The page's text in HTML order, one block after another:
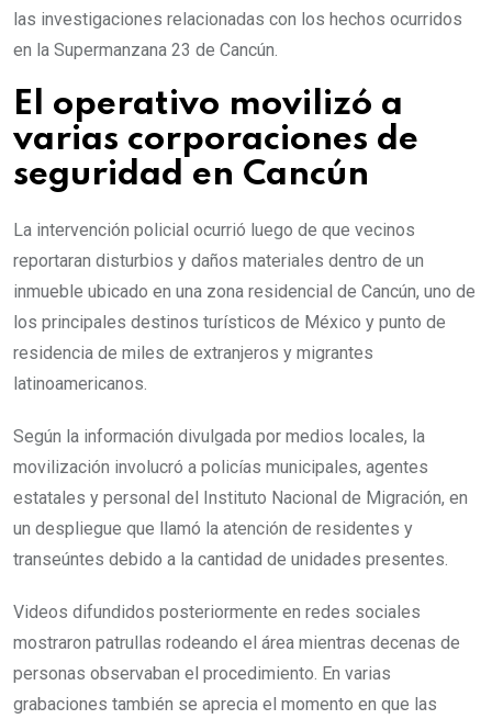
las investigaciones relacionadas con los hechos ocurridos
en la Supermanzana 23 de Cancún.
El operativo movilizó a
varias corporaciones de
seguridad en Cancún
La intervención policial ocurrió luego de que vecinos
reportaran disturbios y daños materiales dentro de un
inmueble ubicado en una zona residencial de Cancún, uno de
los principales destinos turísticos de México y punto de
residencia de miles de extranjeros y migrantes
latinoamericanos.
Según la información divulgada por medios locales, la
movilización involucró a policías municipales, agentes
estatales y personal del Instituto Nacional de Migración, en
un despliegue que llamó la atención de residentes y
transeúntes debido a la cantidad de unidades presentes.
Videos difundidos posteriormente en redes sociales
mostraron patrullas rodeando el área mientras decenas de
personas observaban el procedimiento. En varias
grabaciones también se aprecia el momento en que las